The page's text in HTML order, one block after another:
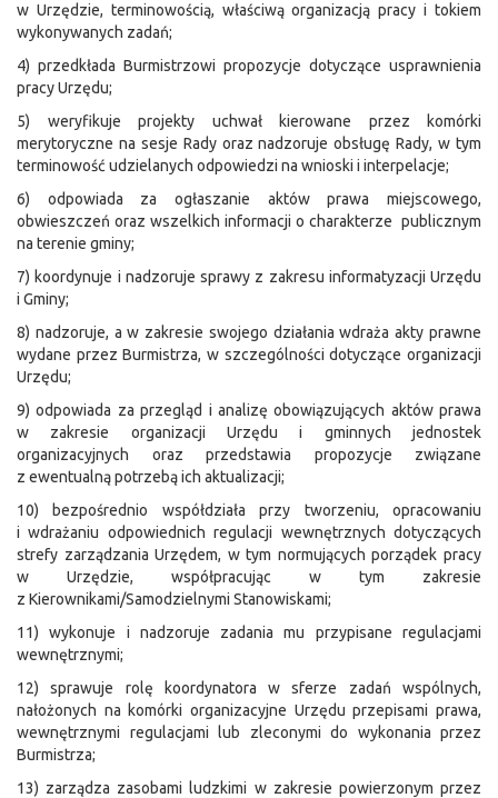
w Urzędzie, terminowością, właściwą organizacją pracy i tokiem
wykonywanych zadań;
4) przedkłada Burmistrzowi propozycje dotyczące usprawnienia
pracy Urzędu;
5) weryfikuje projekty uchwał kierowane przez komórki
merytoryczne na sesje Rady oraz nadzoruje obsługę Rady, w tym
terminowość udzielanych odpowiedzi na wnioski i interpelacje;
6) odpowiada za ogłaszanie aktów prawa miejscowego,
obwieszczeń oraz wszelkich informacji o charakterze publicznym
na terenie gminy;
7) koordynuje i nadzoruje sprawy z zakresu informatyzacji Urzędu
i Gminy;
8) nadzoruje, a w zakresie swojego działania wdraża akty prawne
wydane przez Burmistrza, w szczególności dotyczące organizacji
Urzędu;
9) odpowiada za przegląd i analizę obowiązujących aktów prawa
w zakresie organizacji Urzędu i gminnych jednostek
organizacyjnych oraz przedstawia propozycje związane
z ewentualną potrzebą ich aktualizacji;
10) bezpośrednio współdziała przy tworzeniu, opracowaniu
i wdrażaniu odpowiednich regulacji wewnętrznych dotyczących
strefy zarządzania Urzędem, w tym normujących porządek pracy
w Urzędzie, współpracując w tym zakresie
z Kierownikami/Samodzielnymi Stanowiskami;
11) wykonuje i nadzoruje zadania mu przypisane regulacjami
wewnętrznymi;
12) sprawuje rolę koordynatora w sferze zadań wspólnych,
nałożonych na komórki organizacyjne Urzędu przepisami prawa,
wewnętrznymi regulacjami lub zleconymi do wykonania przez
Burmistrza;
13) zarządza zasobami ludzkimi w zakresie powierzonym przez